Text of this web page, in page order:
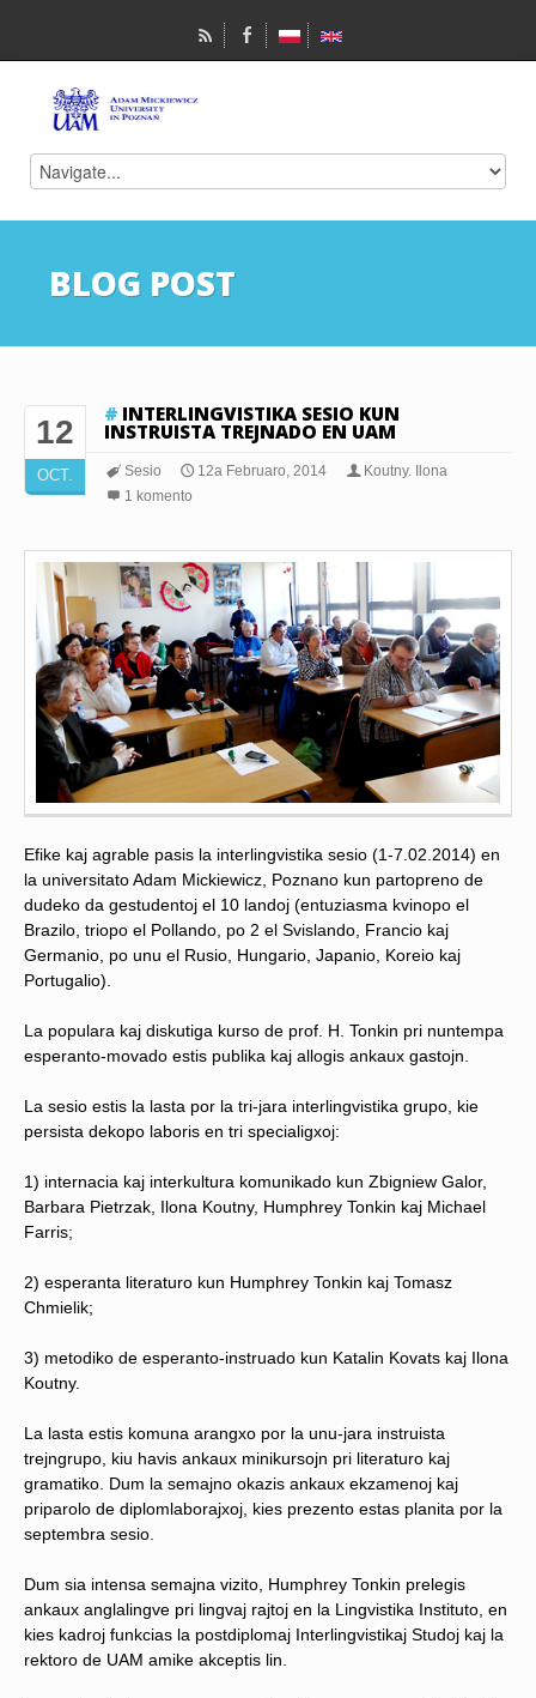
BLOG POST
12
OCT.
INTERLINGVISTIKA SESIO KUN
INSTRUISTA TREJNADO EN UAM
Sesio 12a Februaro, 2014
Koutny. Ilona
1 komento
Efike kaj agrable pasis la interlingvistika sesio (1-7.02.2014) en
la universitato Adam Mickiewicz, Poznano kun partopreno de
dudeko da gestudentoj el 10 landoj (entuziasma kvinopo el
Brazilo, triopo el Pollando, po 2 el Svislando, Francio kaj
Germanio, po unu el Rusio, Hungario, Japanio, Koreio kaj
Portugalio).
La populara kaj diskutiga kurso de prof. H. Tonkin pri nuntempa
esperanto-movado estis publika kaj allogis ankaux gastojn.
La sesio estis la lasta por la tri-jara interlingvistika grupo, kie
persista dekopo laboris en tri specialigxoj:
1) internacia kaj interkultura komunikado kun Zbigniew Galor,
Barbara Pietrzak, Ilona Koutny, Humphrey Tonkin kaj Michael
Farris;
2) esperanta literaturo kun Humphrey Tonkin kaj Tomasz
Chmielik;
3) metodiko de esperanto-instruado kun Katalin Kovats kaj Ilona
Koutny.
La lasta estis komuna arangxo por la unu-jara instruista
trejngrupo, kiu havis ankaux minikursojn pri literaturo kaj
gramatiko. Dum la semajno okazis ankaux ekzamenoj kaj
priparolo de diplomlaborajxoj, kies prezento estas planita por la
septembra sesio.
Dum sia intensa semajna vizito, Humphrey Tonkin prelegis
ankaux anglalingve pri lingvaj rajtoj en la Lingvistika Instituto, en
kies kadroj funkcias la postdiplomaj Interlingvistikaj Studoj kaj la
rektoro de UAM amike akceptis lin.